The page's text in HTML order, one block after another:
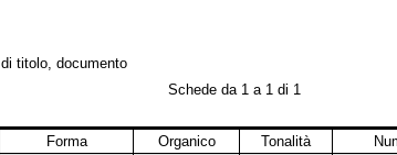
titolo, documento
Schede da 1 a 1 di 1
Forma Organico Tonalità